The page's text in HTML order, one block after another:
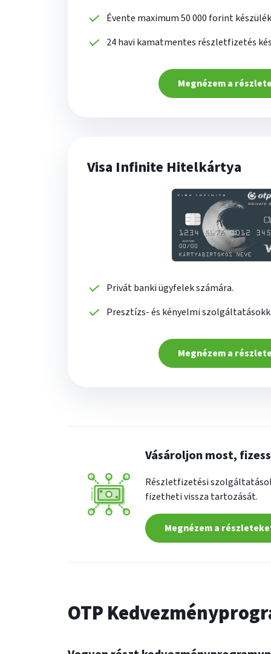
Évente maximum 50 000 forint
24 havi kamatmentes részletfizetés
Megnézem a
Visa Infinite Hitelkártya
Privát banki ügyfelek számára.
Presztízs- és kényelmi
Megnézem a
Vásároljon most,
Részletfizetési
fizetheti vissza tartozását.
Megnézem a
OTP